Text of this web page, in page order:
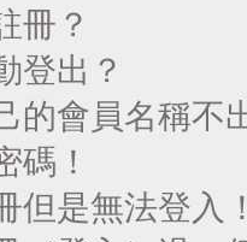
冊？
登出？
的會員名稱不
碼！
但是無法登入